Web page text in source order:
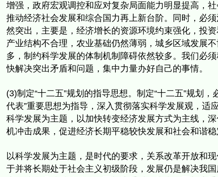
增强， 政府宏观调控和应对复杂局面能力明显提高，
推动经济社会发展和综合国力再上新台阶。同时， 必
然突出，主要是，经济增长的资源环境约束强化， 投
产业结构不合理，农业基础仍然薄弱，城乡区域发展
多， 制约科学发展的体制机制障碍依然较多。 我们必
快解决突出矛盾和问题，集中力量办好自己的事情。
(3)制定“十二五”规划的指导思想。制定“十二五”规划，
代表”重要思想为指导，深入贯彻落实科学发展观， 适
科学发展为主题，以加快转变经济发展方式为主线，
机冲击成果， 促进经济长期平稳较快发展和社会和谐
以科学发展为主题，是时代的要求， 关系改革开放和
于并将长期处于社会主义初级阶段， 发展仍是解决我